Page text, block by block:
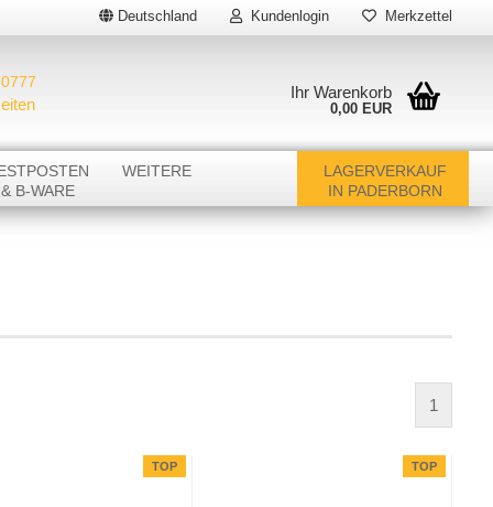
Deutschland Kundenlogin
Passwort
Merkzettel
Ihr Warenkorb
0,00 EUR
& B-WARE
LAGERVERKAUF
IN PADERBORN
WEITERE
BIOKEMA
Hädicke
1
TOP TOP